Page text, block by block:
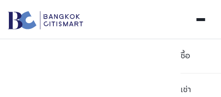
ซื้อ
เช่า